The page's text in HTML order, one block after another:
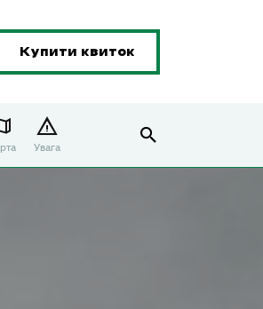
Купити квиток
Увага